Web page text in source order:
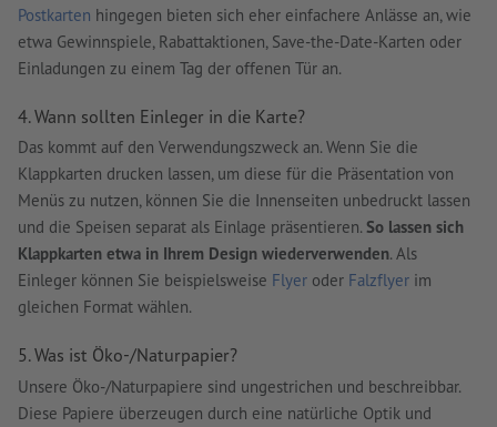
Postkarten hingegen bieten sich eher einfachere Anlässe an, wie
etwa Gewinnspiele, Rabattaktionen, Save-the-Date-Karten oder
Einladungen zu einem Tag der offenen Tür an.
4. Wann sollten Einleger in die Karte?
Das kommt auf den Verwendungszweck an. Wenn Sie die
Klappkarten drucken lassen, um diese für die Präsentation von
Menüs zu nutzen, können Sie die Innenseiten unbedruckt lassen
und die Speisen separat als Einlage präsentieren. So lassen sich
Klappkarten etwa in Ihrem Design wiederverwenden. Als
Einleger können Sie beispielsweise Flyer oder Falzflyer im
gleichen Format wählen.
5. Was ist Öko-/Naturpapier?
Unsere Öko-/Naturpapiere sind ungestrichen und beschreibbar.
Diese Papiere überzeugen durch eine natürliche Optik und